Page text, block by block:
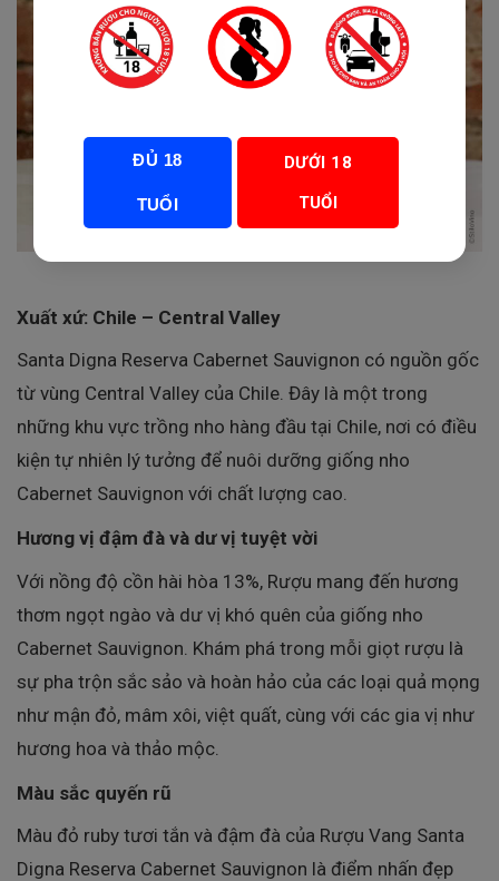
Xuất xứ: Chile – Central Valley
Santa Digna Reserva Cabernet Sauvignon có nguồn gốc
từ vùng Central Valley của Chile. Đây là một trong
những khu vực trồng nho hàng đầu tại Chile, nơi có điều
kiện tự nhiên lý tưởng để nuôi dưỡng giống nho
Cabernet Sauvignon với chất lượng cao.
Hương vị đậm đà và dư vị tuyệt vời
Với nồng độ cồn hài hòa 13%, Rượu mang đến hương
thơm ngọt ngào và dư vị khó quên của giống nho
Cabernet Sauvignon. Khám phá trong mỗi giọt rượu là
sự pha trộn sắc sảo và hoàn hảo của các loại quả mọng
như mận đỏ, mâm xôi, việt quất, cùng với các gia vị như
hương hoa và thảo mộc.
Màu sắc quyến rũ
Màu đỏ ruby tươi tắn và đậm đà của Rượu Vang Santa
Digna Reserva Cabernet Sauvignon là điểm nhấn đẹp
ĐỦ 18
TUỔI
DƯỚI 18
TUỔI